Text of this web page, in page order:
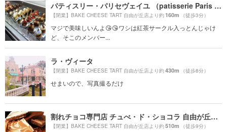
パティスリー・パリセヴェイユ （patisserie Paris S'eveille）
【閉業】BAKE CHEESE TART 自由が丘店より約160m （徒歩3分）
マジで美味しいんよ😘😘ワシは紅茶サークル入っとんじゃけ
ど、そこのメンバー...
ラ・ヴィータ
【閉業】BAKE CHEESE TART 自由が丘店より約430m （徒歩8分）
せまいので、写真撮るだけ
割れチョコ専門店 チュべ・ド・ショコラ 自由が丘本店
【閉業】BAKE CHEESE TART 自由が丘店より約510m （徒歩9分）